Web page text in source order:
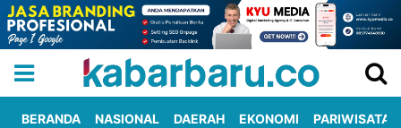
BERANDA NASIONAL DAERAH EKONOMI PARIWISATA